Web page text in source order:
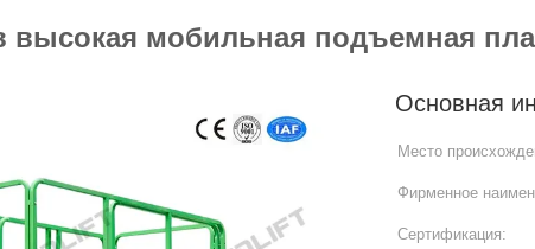
высокая мобильная подъемная
Основная
Место
Фирменное
Сертификация: